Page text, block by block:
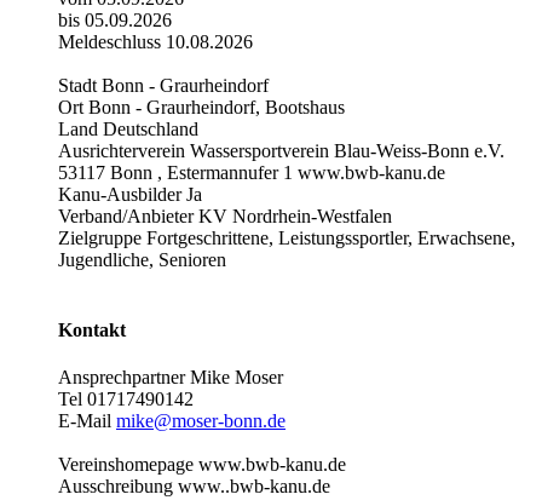
bis 05.09.2026
Meldeschluss 10.08.2026
Stadt Bonn - Graurheindorf
Ort Bonn - Graurheindorf, Bootshaus
Land Deutschland
Ausrichterverein Wassersportverein Blau-Weiss-Bonn e.V.
53117 Bonn , Estermannufer 1 www.bwb-kanu.de
Kanu-Ausbilder Ja
Verband/Anbieter KV Nordrhein-Westfalen
Zielgruppe Fortgeschrittene, Leistungssportler, Erwachsene,
Jugendliche, Senioren
Kontakt
Ansprechpartner Mike Moser
Tel 01717490142
E-Mail mike@moser-bonn.de
Vereinshomepage www.bwb-kanu.de
Ausschreibung www..bwb-kanu.de